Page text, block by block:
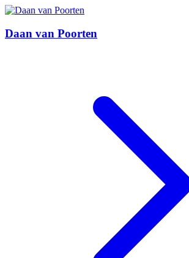
Daan van Poorten